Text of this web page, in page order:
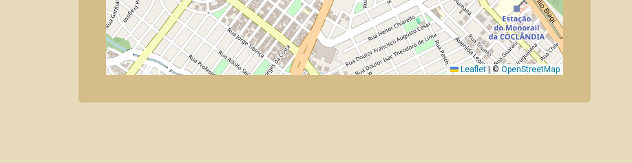
Leaflet |© OpenStreetMap